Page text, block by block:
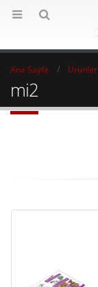
Ana Sayfa Ürünler
mi2